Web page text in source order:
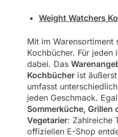
Weight Watchers
Mit im Warensortiment
Kochbücher. Für jeden
dabei. Das
Kochbücherist äußerst
umfasst
jeden Geschmack.
Sommerküche, Grillen
Vegetarier: Zahlreiche
offiziellen E-Shop